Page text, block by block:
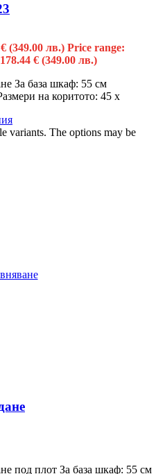
€ (349.00 лв.) Price range:
€ (349.00 лв.)
За база шкаф: 55 см
на коритото: 45 x
variants. The options may be
под плот За база шкаф: 55 см